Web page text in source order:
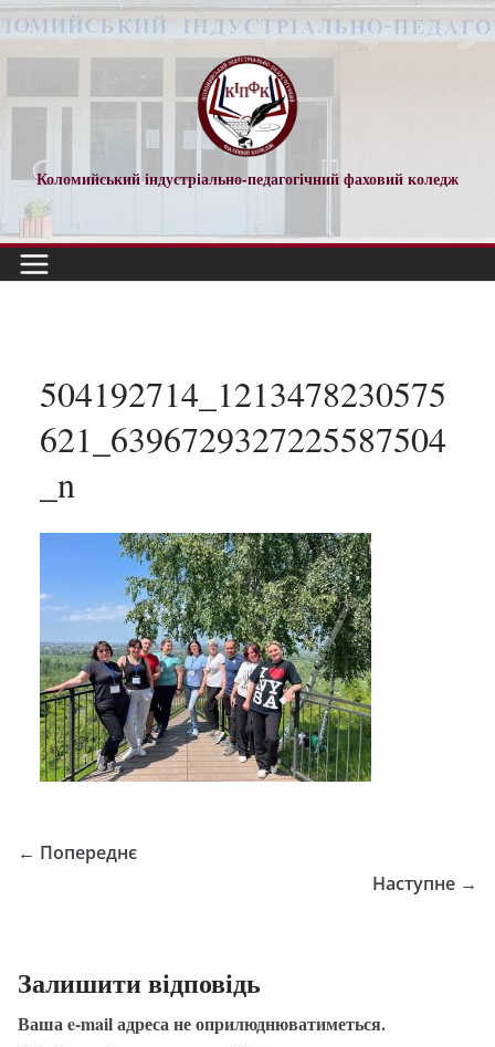
Перейти
до
Коломийський індустріально-педагогічний фаховий коледж
504192714_1213478230575
621_6396729327225587504
_n
← Попереднє
Наступне →
Залишити відповідь
Ваша e-mail адреса не оприлюднюватиметься.